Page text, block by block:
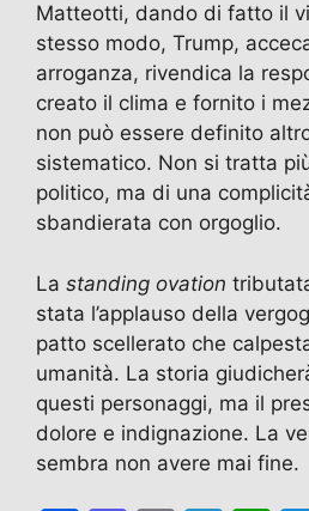
Matteotti, dando di fatto il
stesso modo, Trump,
arroganza, rivendica la
creato il clima e fornito i
non può essere definito
sistematico. Non si tratta
politico, ma di una
sbandierata con orgoglio.
La standing ovation
stata l’applauso della
patto scellerato che
umanità. La storia
questi personaggi, ma il
dolore e indignazione. La
sembra non avere mai fine.